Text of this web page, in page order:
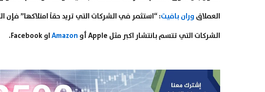
العملاق وران بافيت: “استثمر في الشركات التي تريد حقاً امتلاكها”
الشركات التي تتسم بانتشار اكبر مثل Apple أو
Amazon او Facebook.